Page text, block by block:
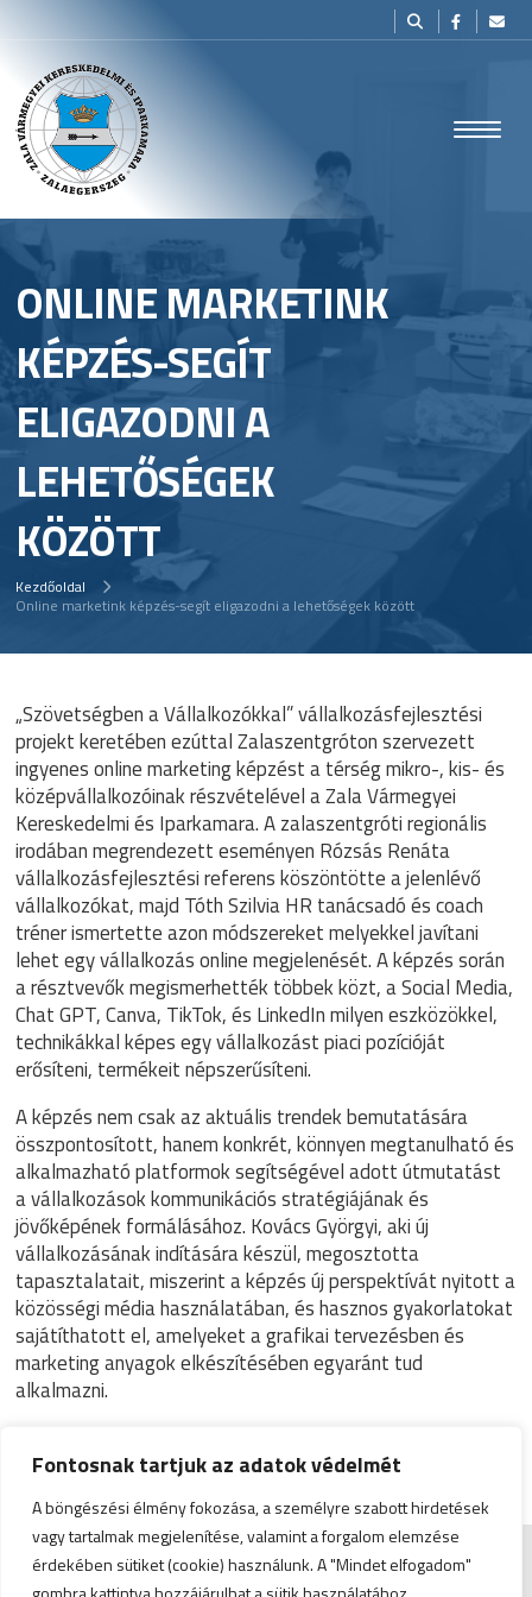
Fontosnak tartjuk az adatok védelmét
A böngészési élmény fokozása, a személyre szabott hirdetések
vagy tartalmak megjelenítése, valamint a forgalom elemzése
érdekében sütiket (cookie) használunk. A "Mindet elfogadom"
ONLINE MARKETINK
KÉPZÉS-SEGÍT
ELIGAZODNI A
LEHETŐSÉGEK
KÖZÖTT
Kezdőoldal
Online marketink képzés-segít eligazodni a lehetőségek között
„Szövetségben a Vállalkozókkal” vállalkozásfejlesztési
projekt keretében ezúttal Zalaszentgróton szervezett
ingyenes online marketing képzést a térség mikro-, kis- és
középvállalkozóinak részvételével a Zala Vármegyei
Kereskedelmi és Iparkamara. A zalaszentgróti regionális
irodában megrendezett eseményen Rózsás Renáta
vállalkozásfejlesztési referens köszöntötte a jelenlévő
vállalkozókat, majd Tóth Szilvia HR tanácsadó és coach
tréner ismertette azon módszereket melyekkel javítani
lehet egy vállalkozás online megjelenését. A képzés során
a résztvevők megismerhették többek közt, a Social Media,
Chat GPT, Canva, TikTok, és LinkedIn milyen eszközökkel,
technikákkal képes egy vállalkozást piaci pozícióját
erősíteni, termékeit népszerűsíteni.
A képzés nem csak az aktuális trendek bemutatására
összpontosított, hanem konkrét, könnyen megtanulható és
alkalmazható platformok segítségével adott útmutatást
a vállalkozások kommunikációs stratégiájának és
jövőképének formálásához. Kovács Györgyi, aki új
vállalkozásának indítására készül, megosztotta
tapasztalatait, miszerint a képzés új perspektívát nyitott a
közösségi média használatában, és hasznos gyakorlatokat
sajátíthatott el, amelyeket a grafikai tervezésben és
marketing anyagok elkészítésében egyaránt tud
alkalmazni.
Impresszum|Admin